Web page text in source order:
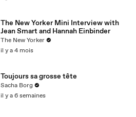
The New Yorker Mini Interview with
Jean Smart and Hannah Einbinder
The New Yorker
il y a 4 mois
Toujours sa grosse tête
Sacha Borg
il y a 6 semaines